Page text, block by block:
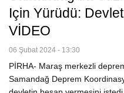
Için Yürüdü:
VİDEO
06 Şubat 2024 - 13:30
PİRHA- Maraş merkezli
Samandağ Deprem